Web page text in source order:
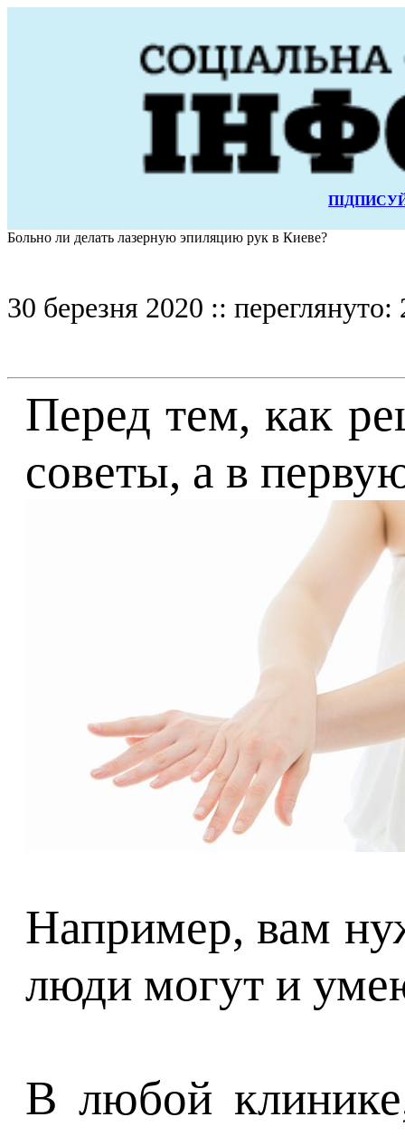
Больно ли делать лазерную эпиляцию рук в Киеве?
30 березня 2020 ::
Перед тем, как
советы, а в
Например, вам
люди могут и
В любой